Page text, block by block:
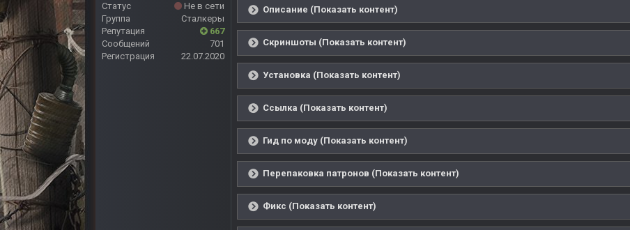
Статус
Не в сети
Группа
Сталкеры
Репутация
667
Сообщений
701
Регистрация
22.07.2020
Описание (Показать контент)
Скриншоты (Показать контент)
Установка (Показать контент)
Ссылка (Показать контент)
Гид по моду (Показать контент)
Перепаковка патронов (Показать контент)
Фикс (Показать контент)